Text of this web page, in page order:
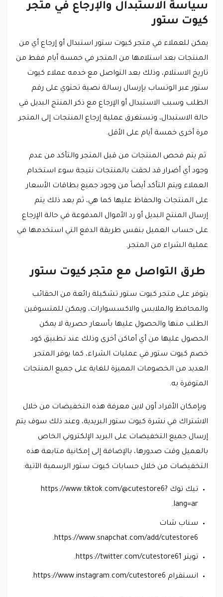
سياسة الاستبدال والإرجاع في متجر
كيوت ستور
يمكن للعملاء في متجر كيوت ستور استبدال أو إرجاع أي من
المنتجات بعد استلامها من المتجر في خمسة أيام فقط من
تاريخ الاستلام، وذلك بعد التواصل مع خدمه عملاء كيوت
ستور عبر الوتساب بإرسال رسالة نصية تحتوي على رقم
الطلب وسبب الاستبدال أو الإرجاع مع ذكر المنتج البديل في
حالة الاستبدال، وتستغرق عملية إرجاع المنتجات إلى المتجر
مرة أخرى خمسة أيام على الأقل.
ثم يتم فحص المنتجات من قبل المتجر والتأكد من عدم
وجود أي أضرار قد لحقت بالمنتجات نتيجة سوء استخدام
العملاء ويتم التأكد أيضاً من وجود جميع بطاقات الأسعار
على المنتجات والحفاظ عليها كما هي، ثم بعد ذلك يتم
إرسال المنتج البديل أو رد الأموال المدفوعة في حالة الإرجاع
على حساب العميل بنفس طريقة الدفع التي استخدمها في
عملية الشراء من المتجر.
طرق التواصل مع متجر كيوت ستور
يتوفر على متجر كيوت ستور تشكيلة رائعة من الحقائب
والمحافظ والملابس والاكسسوارات، ويمكن للمتسوقين
الطلب منها والحصول عليها بأسعار حصرية لا يمكن
الحصول عليها من أي أماكن أخرى وذلك عند تطبيق كود
خصم كيوت ستور في عمليات الشراء، كما يوفر المتجر
العديد من الخصومات المميزة للغاية على جميع المنتجات
المتوفرة به.
وبإمكان الأفراد أون لاين معرفة هذه التخفيضات من خلال
الاشتراك في نشرة كيوت ستور البريدية، وعند ذلك سوف يتم
إرسال جميع التخفيضات على البريد الإلكتروني الخاص
بالعميل وقت صدورها، بالإضافة إلى إمكانية متابعة هذه
التخفيضات من خلال حسابات كيوت ستور الرسمية الآتية:
تيك توك https://www.tiktok.com/@cutestore6?
lang=ar.
سناب شات
https://www.snapchat.com/add/cutestore6.
تويتر https://twitter.com/cutestore61.
انستقرام https://www.instagram.com/cutestore6.